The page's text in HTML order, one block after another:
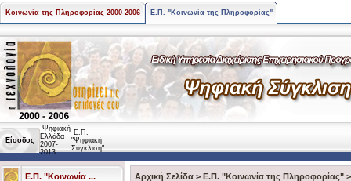
Κοινωνία της Πληροφορίας 2000-2006 Ε.Π. "Κοινωνία της Πληροφορίας"
Είσοδος
Ψηφιακή
Ελλάδα
2007-
2013
Ε.Π.
"Ψηφιακή
Σύγκλιση"
Ε.Π. "Κοινωνία ... Αρχική Σελίδα > Ε.Π. "Κοινωνία της Πληροφορίας"